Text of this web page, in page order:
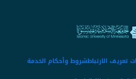
تعريف الارتباطشروط وأحكام الخدمة